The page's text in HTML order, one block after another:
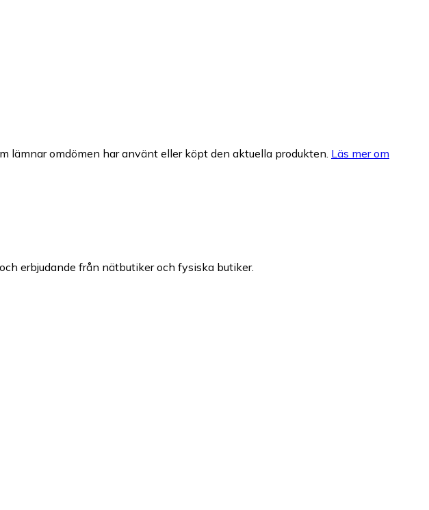
lämnar omdömen har använt eller köpt den aktuella produkten. Läs mer om
erbjudande från nätbutiker och fysiska butiker.